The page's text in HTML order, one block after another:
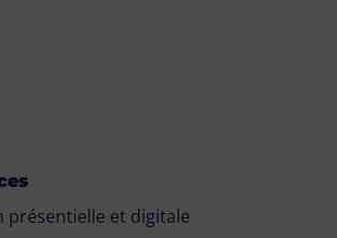
présentielle et digitale